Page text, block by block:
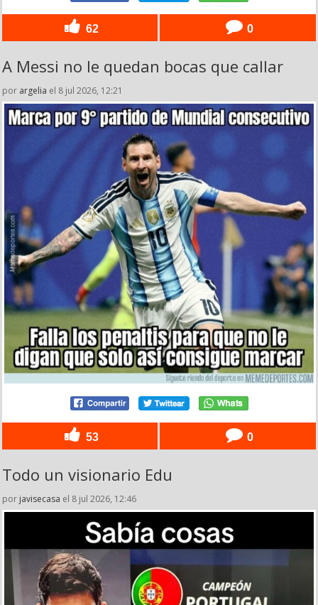
62 0
A Messi no le quedan bocas que callar
por argelia el 8 jul 2026, 12:21
53 0
Todo un visionario Edu
por javisecasa el 8 jul 2026, 12:46